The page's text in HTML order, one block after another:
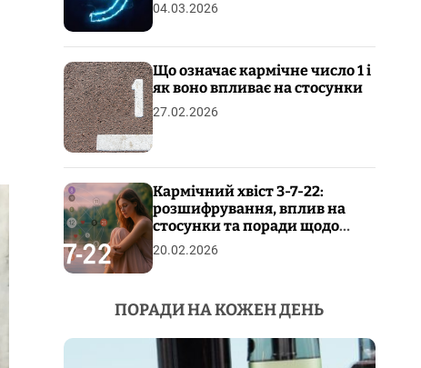
04.03.2026
Що означає кармічне число 1 і
як воно впливає на стосунки
27.02.2026
Кармічний хвіст 3-7-22:
розшифрування, вплив на
стосунки та поради щодо
пропрацювання
20.02.2026
ПОРАДИ НА КОЖЕН ДЕНЬ